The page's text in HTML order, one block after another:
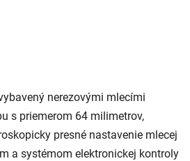
nerezovými mlecími
s priemerom 64 milimetrov,
presné nastavenie mlecej
a systémom elektronickej kontroly